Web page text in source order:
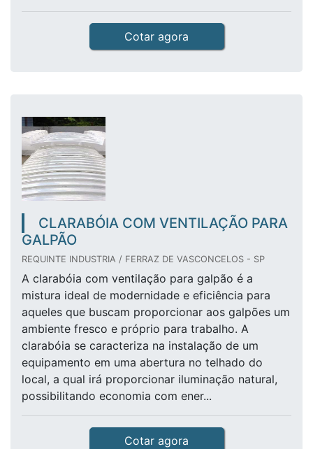
Cotar agora
CLARABÓIA COM VENTILAÇÃO PARA
GALPÃO
REQUINTE INDUSTRIA / FERRAZ DE VASCONCELOS - SP
A clarabóia com ventilação para galpão é a
mistura ideal de modernidade e eficiência para
aqueles que buscam proporcionar aos galpões um
ambiente fresco e próprio para trabalho. A
clarabóia se caracteriza na instalação de um
equipamento em uma abertura no telhado do
local, a qual irá proporcionar iluminação natural,
possibilitando economia com ener...
Cotar agora